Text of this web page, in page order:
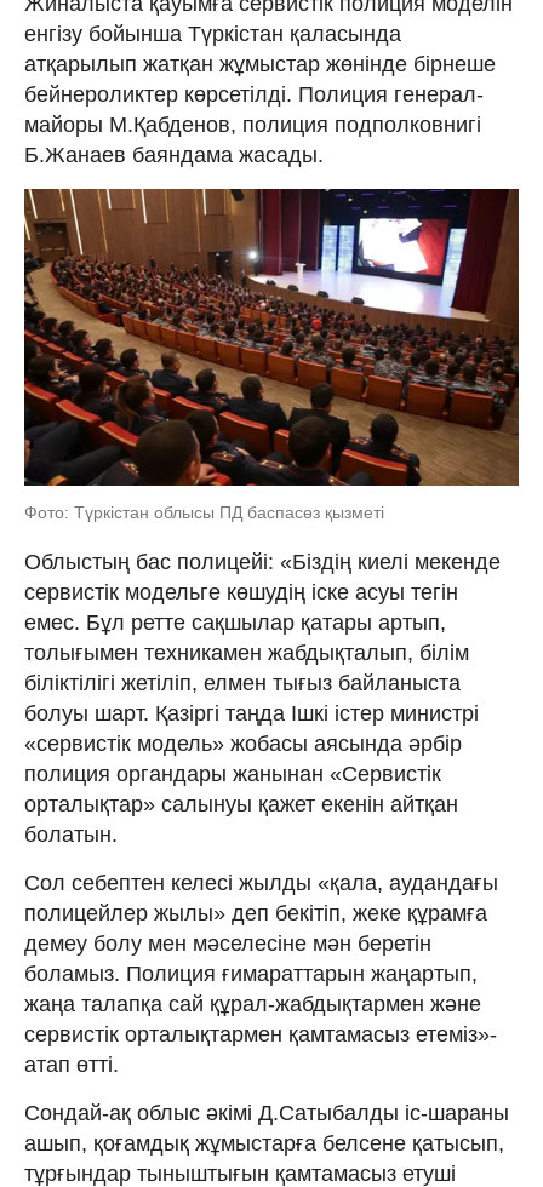
енгізу бойынша Түркістан қаласында
атқарылып жатқан жұмыстар жөнінде бірнеше
бейнероликтер көрсетілді. Полиция генерал-
майоры М.Қабденов, полиция подполковнигі
Б.Жанаев баяндама жасады.
Фото: Түркістан облысы ПД баспасөз қызметі
Облыстың бас полицейі: «Біздің киелі мекенде
сервистік модельге көшудің іске асуы тегін
емес. Бұл ретте сақшылар қатары артып,
толығымен техникамен жабдықталып, білім
біліктілігі жетіліп, елмен тығыз байланыста
болуы шарт. Қазіргі таңда Ішкі істер министрі
«сервистік модель» жобасы аясында әрбір
полиция органдары жанынан «Сервистік
орталықтар» салынуы қажет екенін айтқан
болатын.
Сол себептен келесі жылды «қала, аудандағы
полицейлер жылы» деп бекітіп, жеке құрамға
демеу болу мен мәселесіне мән беретін
боламыз. Полиция ғимараттарын жаңартып,
жаңа талапқа сай құрал-жабдықтармен және
сервистік орталықтармен қамтамасыз етеміз»-
атап өтті.
Сондай-ақ облыс әкімі Д.Сатыбалды іс-шараны
ашып, қоғамдық жұмыстарға белсене қатысып,
тұрғындар тыныштығын қамтамасыз етуші